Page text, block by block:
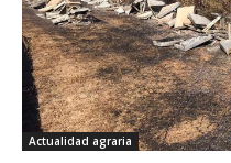
Actualidad agraria